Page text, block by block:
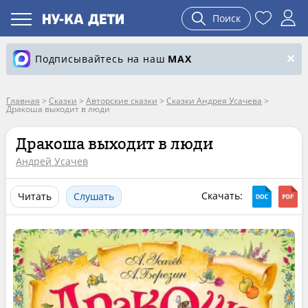
Поиск
Подписывайтесь на наш MAX
Главная > Сказки > Авторские сказки > Сказки Андрея Усачева >
Дракоша выходит в люди
Дракоша выходит в люди
Андрей Усачев
Читать Слушать Скачать: